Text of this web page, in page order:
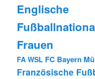
Englische
Frauen
FA WSL FC Bayern
Französische